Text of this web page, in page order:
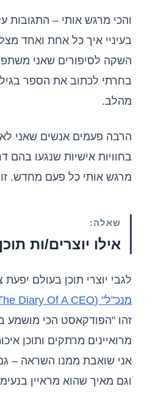
והכי מרגש אותי – התגובות
בעיניי איך כל אחת ואחד
השקה לסיפורים שאני
בחרתי לכתוב את הספר
מהלב.
הרבה פעמים אנשים שאני
בחוויות אישיות שנגעו בהם
מרגש אותי כל פעם מחדש. זו
שאלה:
אילו יוצרים/ות
לגבי יוצרי תוכן בעולם יפעת
מנכ"ל" (The Diary Of A CEO)
זהו "הפודקאסט הכי מושמע
מרואיינים מרתקים ותוכן
אני שואבת ממנו השראה –
וגם מאיך שהוא מראיין